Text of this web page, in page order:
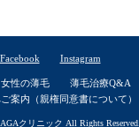
Facebook Instagram
女性の薄毛 薄毛治療Q&A
案内（親権同意書について）
クリニック All Rights Reserved.